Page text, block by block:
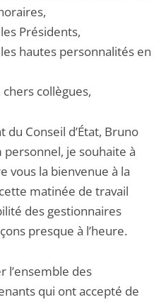
Présidents,
hautes personnalités en
collègues,
Conseil d’État, Bruno
je souhaite à
vous la bienvenue à la
matinée de travail
des gestionnaires
presque à l’heure.
l’ensemble des
qui ont accepté de